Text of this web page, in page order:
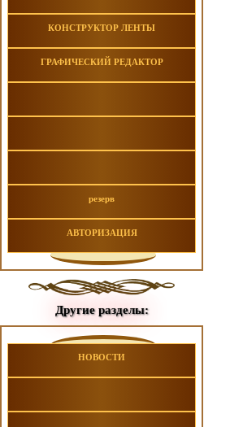
КОНСТРУКТОР ЛЕНТЫ
ГРАФИЧЕСКИЙ РЕДАКТОР
резерв
АВТОРИЗАЦИЯ
Другие разделы:
НОВОСТИ